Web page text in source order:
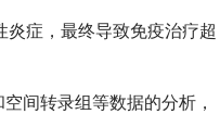
症，最终导致免疫治疗超
间转录组等数据的分析，